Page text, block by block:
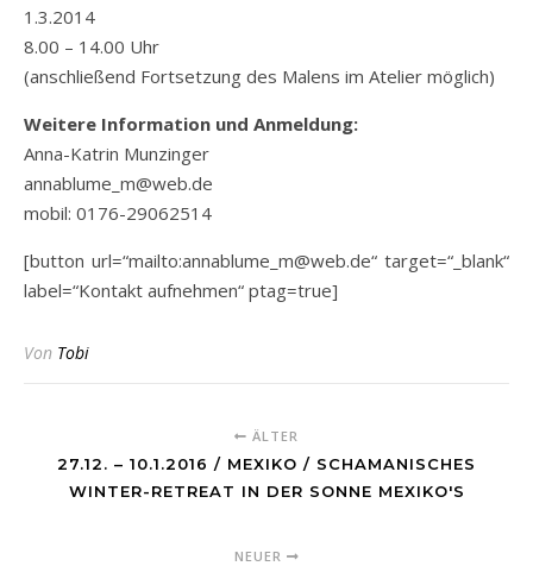
1.3.2014
8.00 – 14.00 Uhr
(anschließend Fortsetzung des Malens im Atelier möglich)
Weitere Information und Anmeldung:
Anna-Katrin Munzinger
annablume_m@web.de
mobil: 0176-29062514
[button url=“mailto:annablume_m@web.de“ target=“_blank“
label=“Kontakt aufnehmen“ ptag=true]
Von Tobi
ÄLTER
27.12. – 10.1.2016 / MEXIKO / SCHAMANISCHES
WINTER-RETREAT IN DER SONNE MEXIKO'S
NEUER